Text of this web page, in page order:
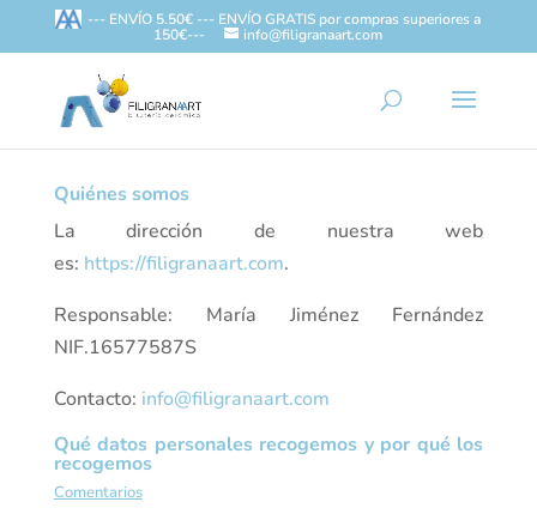
--- ENVÍO 5.50€ --- ENVÍO GRATIS por compras superiores a
150€---
info@filigranaart.com
Quiénes somos
La dirección de nuestra web
es: https://filigranaart.com.
Responsable: María Jiménez Fernández
NIF.16577587S
Contacto: info@filigranaart.com
Qué datos personales recogemos y por qué los
recogemos
Comentarios